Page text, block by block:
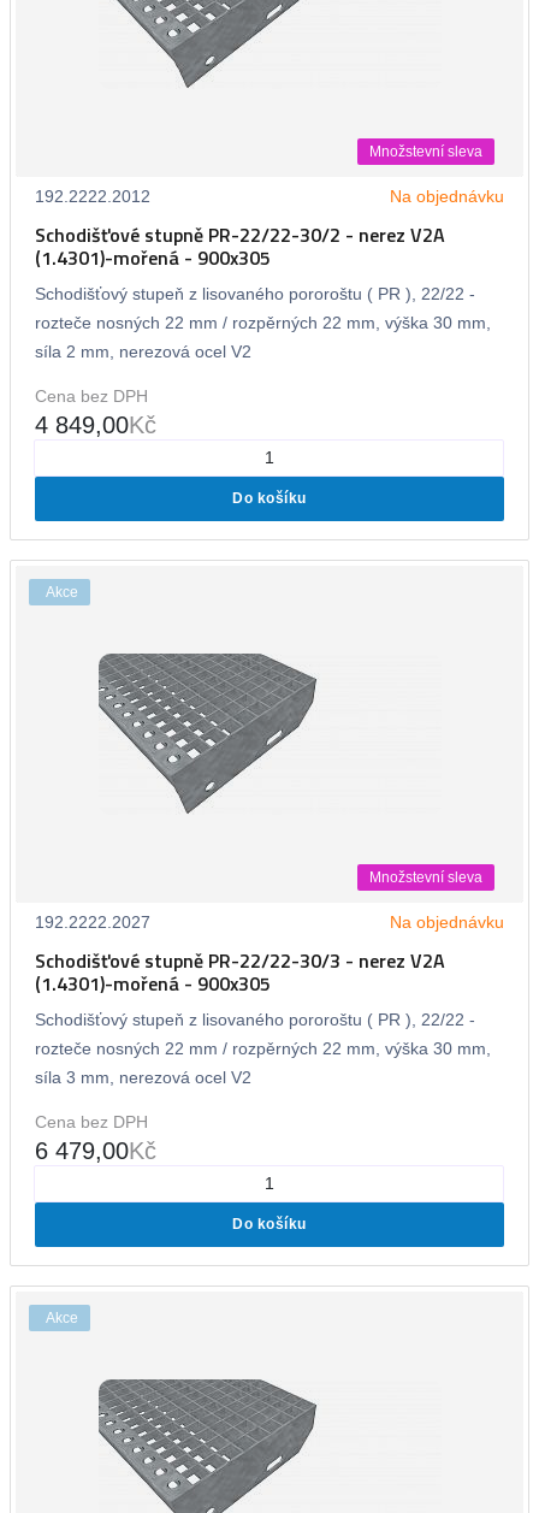
Množstevní sleva
192.2222.2012 Na objednávku
Schodišťové stupně PR-22/22-30/2 - nerez V2A
(1.4301)-mořená - 900x305
Schodišťový stupeň z lisovaného pororoštu ( PR ), 22/22 -
rozteče nosných 22 mm / rozpěrných 22 mm, výška 30 mm,
síla 2 mm, nerezová ocel V2
Cena bez DPH
4 849,00Kč
Do košíku
Akce
Množstevní sleva
192.2222.2027 Na objednávku
Schodišťové stupně PR-22/22-30/3 - nerez V2A
(1.4301)-mořená - 900x305
Schodišťový stupeň z lisovaného pororoštu ( PR ), 22/22 -
rozteče nosných 22 mm / rozpěrných 22 mm, výška 30 mm,
síla 3 mm, nerezová ocel V2
Cena bez DPH
6 479,00Kč
Do košíku
Akce